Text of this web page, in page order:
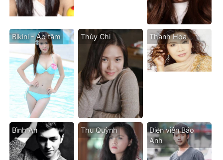
Bikini - Áo tăm Thùy Chi Thanh Hoa
Bình An Thu Quỳnh
Diễn viên Bảo
Anh